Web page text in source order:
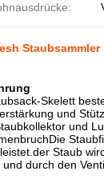
Skelett
und
und
Staub
durch den